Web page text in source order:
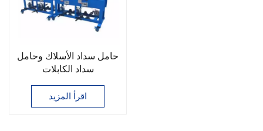
حامل سداد الأسلاك وحامل
سداد الكابلات
اقرأ المزيد